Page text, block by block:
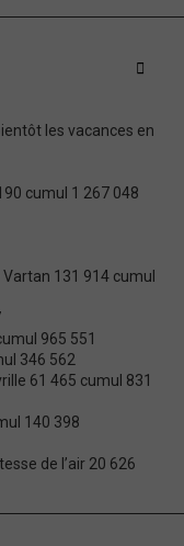
les vacances en
cumul 1 267 048
131 914 cumul
965 551
346 562
61 465 cumul 831
140 398
de l’air 20 626